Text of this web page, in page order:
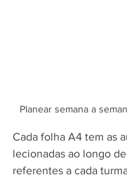
Planear semana a
Cada folha A4 tem as
lecionadas ao longo
referentes a cada